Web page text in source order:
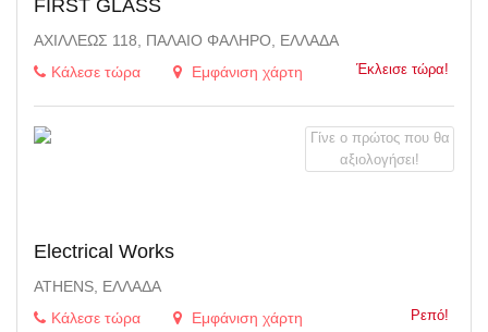
FIRST GLASS
ΑΧΙΛΛΈΩΣ 118, ΠΑΛΑΙΌ ΦΆΛΗΡΟ, ΕΛΛΆΔΑ
Κάλεσε τώρα
Εμφάνιση χάρτη Έκλεισε τώρα!
Electrical Works
ATHENS, ΕΛΛΆΔΑ
Κάλεσε τώρα
Εμφάνιση χάρτη Ρεπό!
Γίνε ο πρώτος που θα
αξιολογήσει!